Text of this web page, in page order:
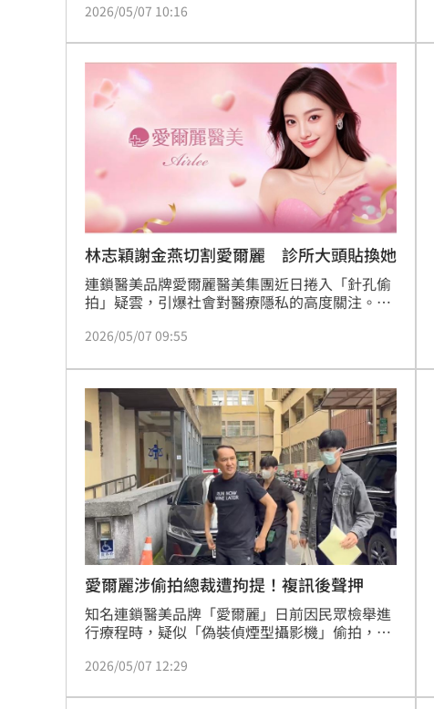
式化存有偷拍影片的硬碟。對此，律師王至德
無法脫罪，反而大幅提高被羈押的可能性，更直
言該集團行為是「系統性的全面安裝」直言愛爾
麗可以關一關了。
2026/05/07 10:16
林志穎謝金燕切割愛爾麗 診所大頭貼換她
連鎖醫美品牌愛爾麗醫美集團近日捲入「針孔偷
拍」疑雲，引爆社會對醫療隱私的高度關注。事
的藝人林志穎、現任代言人謝金燕紛紛切割、發
臉書已悄悄下架謝金燕的肖像，改用AI生成的美
女圖。蔡維歆
2026/05/07 09:55
愛爾麗涉偷拍總裁遭拘提！複訊後聲押
知名連鎖醫美品牌「愛爾麗」日前因民眾檢舉進
行療程時，疑似「偽裝偵煙型攝影機」偷拍，引
規模行動，針對愛爾麗多家分店進行同步搜索，
療品質、維護藥品與器材安全，絕無侵害消費者
2026/05/07 12:29